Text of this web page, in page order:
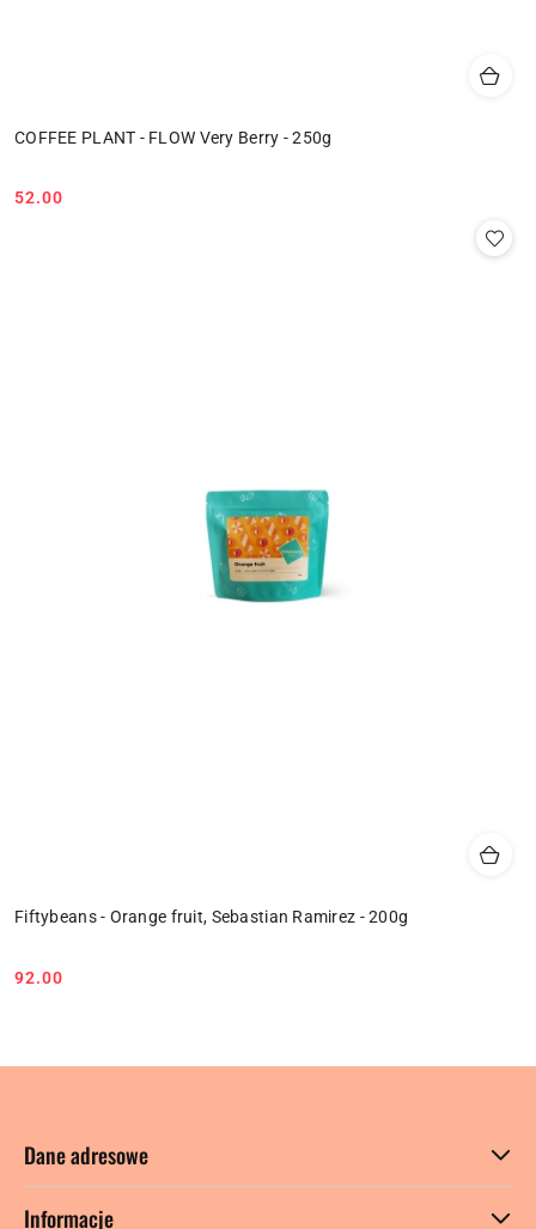
COFFEE PLANT - FLOW Very Berry - 250g
Cena:
52.00
Fiftybeans - Orange fruit, Sebastian Ramirez - 200g
Cena:
92.00
Dane adresowe
Informacje